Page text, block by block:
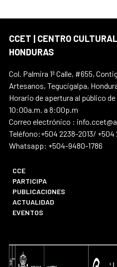
CCET | CENTRO
HONDURAS
Col. Palmira 1ª Calle, #655,
Artesanos, Tegucigalpa,
Horario de apertura al público
10:00a.m. a 8:00p.m
Correo electrónico :
Teléfono:+504 2238-2013/ +504
Whatsapp: +504-9480-1786
CCE
PARTICIPA
PUBLICACIONES
ACTUALIDAD
EVENTOS